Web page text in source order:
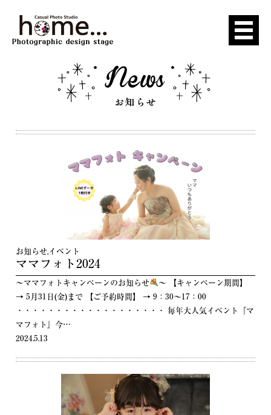
お知らせ イベント
ママフォト2024
～ママフォトキャンペーンのお知らせ
～ 【キャンペーン期間】
→ 5月31日(金)まで 【ご予約時間】 → 9：30～17：00
・・・・・・・・・・・・・・・・・・・ 毎年大人気イベント『マ
マフォト』今…
2024.5.13